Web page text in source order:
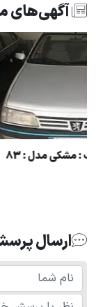
آگهی‌های
مزایده 405 رنگ : مشکی مدل : 83
ارسال